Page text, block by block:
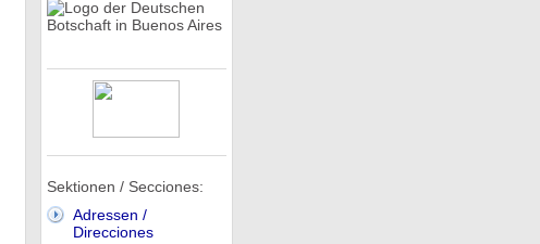
Sektionen / Secciones:
Adressen /
Direcciones